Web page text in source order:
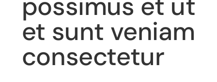
et sunt veniam
consectetur